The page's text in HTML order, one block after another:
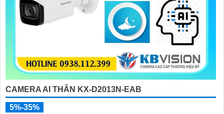
CAMERA AI THÂN KX-D2013N-EAB
5%-35%